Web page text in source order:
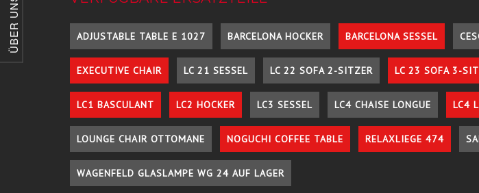
ÜBER UNS ADJUSTABLE TABLE E 1027 BARCELONA HOCKER BARCELONA SESSEL
EXECUTIVE CHAIR LC 21 SESSEL LC 22 SOFA 2-SITZER LC 23 SOFA 3-
LC1 BASCULANT LC2 HOCKER LC3 SESSEL LC4 CHAISE LONGUE LC4
LOUNGE CHAIR OTTOMANE NOGUCHI COFFEE TABLE RELAXLIEGE 474
WAGENFELD GLASLAMPE WG 24 AUF LAGER